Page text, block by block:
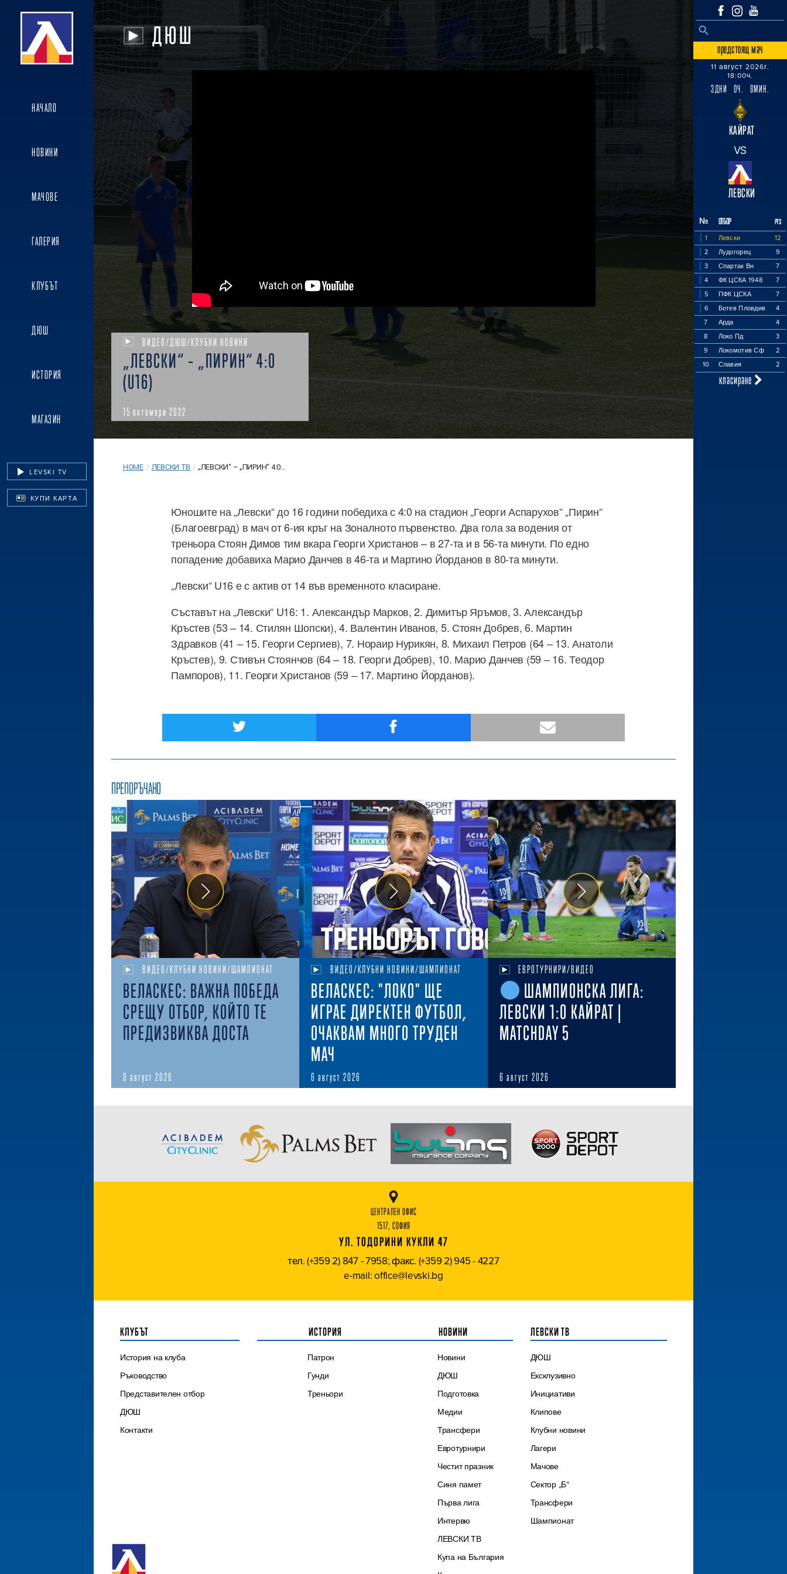
НАЧАЛО
НОВИНИ
МАЧОВЕ
ГАЛЕРИЯ
КЛУБЪТ
ДЮШ
ИСТОРИЯ
МАГАЗИН
LEVSKI TV
КУПИ КАРТА
Search
SEARCH BUTTON
предстоящ мач
11 август 2026г.
18:00ч.
3ДНИ 0Ч. 8МИН.
КАЙРАТ
VS
ЛЕВСКИ
№ ОТБОР PTS
1 Левски
12
2
Лудогорец
9
3
Спартак Вн
7
4
ФК ЦСКА 1948
7
5
ПФК ЦСКА
7
6
Ботев Пловдив
4
7
Арда
4
8
Локо Пд
3
9
Локомотив Сф
2
10
Славия 2
класиране
ДЮШ
ВИДЕО/ДЮШ/КЛУБНИ НОВИНИ
„ЛЕВСКИ“ – „ПИРИН“ 4:0
(U16)
15 октомври 2022
HOME / ЛЕВСКИ ТВ / „ЛЕВСКИ“ – „ПИРИН“ 4:0...
Юношите на „Левски“ до 16 години победиха с 4:0 на стадион „Георги Аспарухов“ „Пирин“
(Благоевград) в мач от 6-ия кръг на Зоналното първенство. Два гола за водения от
треньора Стоян Димов тим вкара Георги Христанов – в 27-та и в 56-та минути. По едно
попадение добавиха Марио Данчев в 46-та и Мартино Йорданов в 80-та минути.
„Левски“ U16 е с актив от 14 във временното класиране.
Съставът на „Левски“ U16: 1. Александър Марков, 2. Димитър Яръмов, 3. Александър
Кръстев (53 – 14. Стилян Шопски), 4. Валентин Иванов, 5. Стоян Добрев, 6. Мартин
Здравков (41 – 15. Георги Сергиев), 7. Нораир Нурикян, 8. Михаил Петров (64 – 13. Анатоли
Кръстев), 9. Стивън Стоянчов (64 – 18. Георги Добрев), 10. Марио Данчев (59 – 16. Теодор
Пампоров), 11. Георги Христанов (59 – 17. Мартино Йорданов).
ПРЕПОРЪЧАНО
ВИДЕО/КЛУБНИ НОВИНИ/ШАМПИОНАТ
ВЕЛАСКЕС: ВАЖНА ПОБЕДА
СРЕЩУ ОТБОР, КОЙТО ТЕ
ПРЕДИЗВИКВА ДОСТА
8 август 2026
ВИДЕО/КЛУБНИ НОВИНИ/ШАМПИОНАТ
ВЕЛАСКЕС: "ЛОКО" ЩЕ
ИГРАЕ ДИРЕКТЕН ФУТБОЛ,
ОЧАКВАМ МНОГО ТРУДЕН
МАЧ
6 август 2026
ЕВРОТУРНИРИ/ВИДЕО
ШАМПИОНСКА ЛИГА:
ЛЕВСКИ 1:0 КАЙРАТ |
MATCHDAY 5
6 август 2026
ЦЕНТРАЛЕН ОФИС
1517, СОФИЯ
УЛ. ТОДОРИНИ КУКЛИ 47
тел. (+359 2) 847 - 7958; факс. (+359 2) 945 - 4227
e-mail: office@levski.bg
КЛУБЪТ
История на клуба
Ръководство
Представителен отбор
ДЮШ
Контакти
ИСТОРИЯ
Патрон
Гунди
Треньори
НОВИНИ
Новини
ДЮШ
Подготовка
Медии
Трансфери
Евротурнири
Честит празник
Синя памет
Първа лига
Интервю
ЛЕВСКИ ТВ
Купа на България
ЛЕВСКИ ТВ
ДЮШ
Ексклузивно
Инициативи
Клипове
Клубни новини
Лагери
Мачове
Сектор „Б“
Трансфери
Шампионат